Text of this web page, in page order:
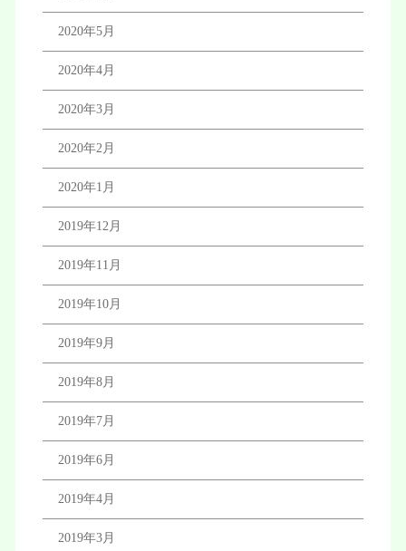
2020年5月
2020年4月
2020年3月
2020年2月
2020年1月
2019年12月
2019年11月
2019年10月
2019年9月
2019年8月
2019年7月
2019年6月
2019年4月
2019年3月